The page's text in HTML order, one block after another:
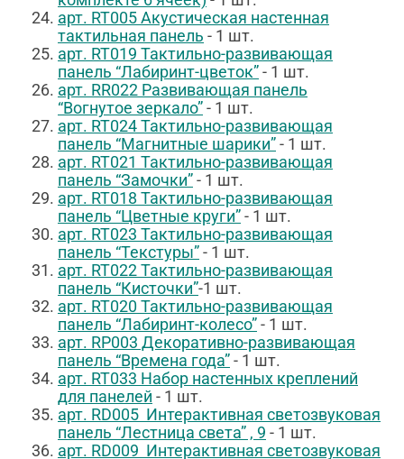
арт. RT005 Акустическая настенная
тактильная панель - 1 шт.
арт. RT019 Тактильно-развивающая
панель “Лабиринт-цветок”- 1 шт.
арт. RR022 Развивающая панель
“Вогнутое зеркало”- 1 шт.
арт. RT024 Тактильно-развивающая
панель “Магнитные шарики”- 1 шт.
арт. RT021 Тактильно-развивающая
панель “Замочки”- 1 шт.
арт. RT018 Тактильно-развивающая
панель “Цветные круги”- 1 шт.
арт. RT023 Тактильно-развивающая
панель “Текстуры”- 1 шт.
арт. RT022 Тактильно-развивающая
панель “Кисточки”-1 шт.
арт. RT020 Тактильно-развивающая
панель “Лабиринт-колесо”- 1 шт.
арт. RP003 Декоративно-развивающая
панель “Времена года”- 1 шт.
арт. RT033 Набор настенных креплений
для панелей - 1 шт.
арт. RD005 Интерактивная светозвуковая
панель “Лестница света” , 9 - 1 шт.
арт. RD009 Интерактивная светозвуковая